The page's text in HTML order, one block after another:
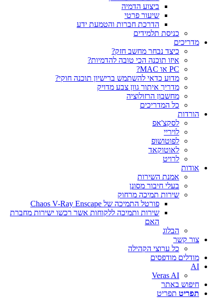
ביצוע הדמיה
שיעור פרטי
הדרכת חברות והטמעת ידע
כניסת תלמידים
מדריכים
כיצד נבחר מחשב חזק?
איזו תוכנה הכי טובה להדמיות?‎‎
PC או MAC?
מדוע כדאי להשתמש ברישיון תוכנה חוקי?
מדריך איתור גוון צבע מדויק
מחשבון הרזולוציה
כל המדריכים
הורדות
לסקצ'אפ
לויריי
לפוטושופ
לאוטוקאד
לרויט
אודות
אמנת השירות
בעלי חיבור מסונן
שירות תמיכה מרחוק
פורטל התמיכה של Chaos V-Ray Enscape
שירות ותמיכה ללקוחות אשר רכשו ישירות מחברת
האם
הבלוג
צור קשר
כל ערוצי הקהילה
מודלים מודפסים
AI
Veras AI
חיפוש באתר
תפריט תפריט